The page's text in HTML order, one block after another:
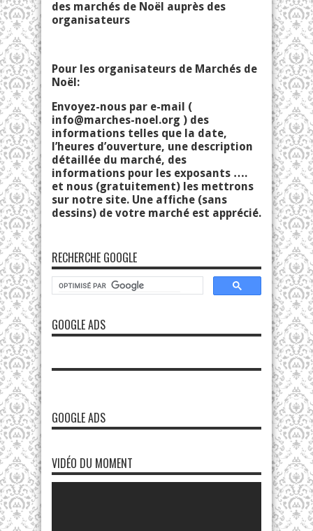
des marchés de Noël auprès des
organisateurs
Pour les organisateurs de Marchés de
Noël:
Envoyez-nous par e-mail (
info@marches-noel.org ) des
informations telles que la date,
l’heures d’ouverture, une description
détaillée du marché, des
informations pour les exposants ….
et nous (gratuitement) les mettrons
sur notre site. Une affiche (sans
dessins) de votre marché est apprécié.
RECHERCHE GOOGLE
GOOGLE ADS
GOOGLE ADS
VIDÉO DU MOMENT